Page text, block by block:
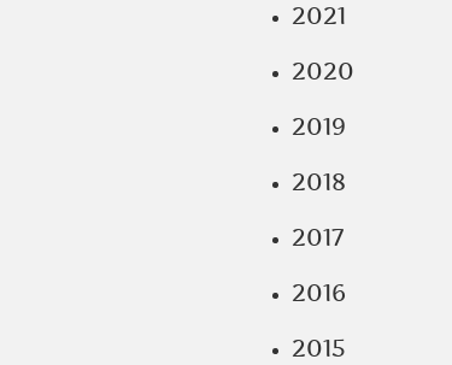
2021
2020
2019
2018
2017
2016
2015